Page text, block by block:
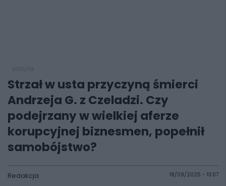
Strzał w usta przyczyną śmierci
Andrzeja G. z Czeladzi. Czy
podejrzany w wielkiej aferze
korupcyjnej biznesmen, popełnił
samobójstwo?
Redakcja 18/09/2025 - 13:07